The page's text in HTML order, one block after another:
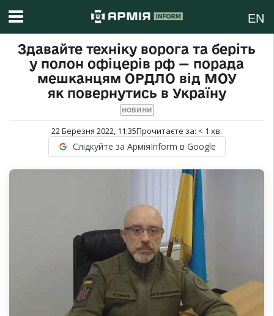
EN
Здавайте техніку ворога та беріть
у полон офіцерів рф — порада
мешканцям ОРДЛО від МОУ
як повернутись в Україну
НОВИНИ
22 Березня 2022, 11:35Прочитаєте за: < 1 хв.
Слідкуйте за АрміяInform в Google